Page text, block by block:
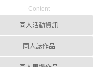
Content
同人活動資訊
同人誌作品